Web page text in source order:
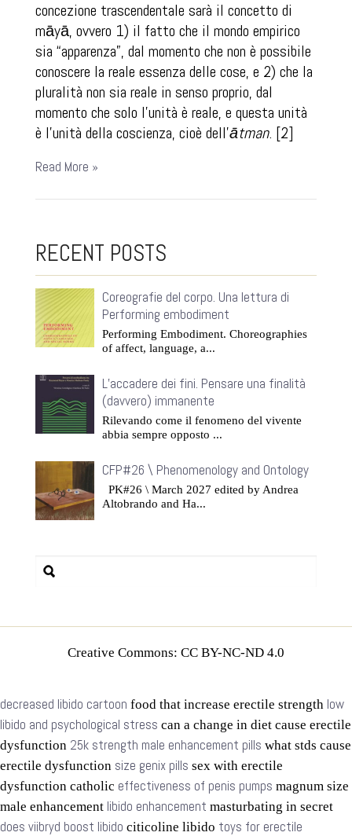
concezione trascendentale sarà il concetto di
māyā, ovvero 1) il fatto che il mondo empirico
sia “apparenza”, dal momento che non è possibile
conoscere la reale essenza delle cose, e 2) che la
pluralità non sia reale in senso proprio, dal
momento che solo l’unità è reale, e questa unità
è l’unità della coscienza, cioè dell’ātman. [2]
Read More »
RECENT POSTS
Coreografie del corpo. Una lettura di
Performing embodiment
Performing Embodiment. Choreographies
of affect, language, a...
L’accadere dei fini. Pensare una finalità
(davvero) immanente
Rilevando come il fenomeno del vivente
abbia sempre opposto ...
CFP#26 \ Phenomenology and Ontology
PK#26 \ March 2027 edited by Andrea
Altobrando and Ha...
Creative Commons: CC BY-NC-ND 4.0
decreased libido cartoon food that increase erectile strength low
libido and psychological stress can a change in diet cause erectile
dysfunction 25k strength male enhancement pills what stds cause
erectile dysfunction size genix pills sex with erectile
dysfunction catholic effectiveness of penis pumps magnum size
male enhancement libido enhancement masturbating in secret
does viibryd boost libido citicoline libido toys for erectile